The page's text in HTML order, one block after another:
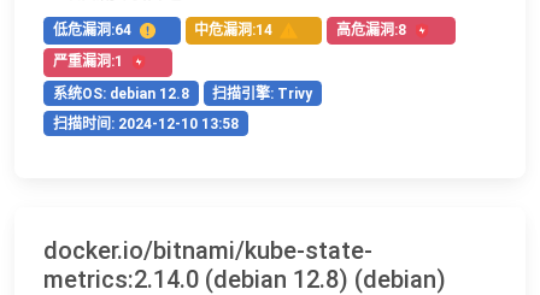
低危漏洞:64 中危漏洞:14
高危漏洞:8
严重漏洞:1
系统OS: debian 12.8
扫描引擎: Trivy
扫描时间: 2024-12-10 13:58
docker.io/bitnami/kube-state-
metrics:2.14.0 (debian 12.8) (debian)